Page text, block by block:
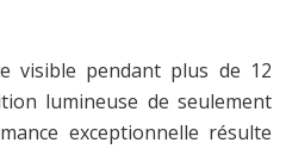
visible pendant plus de 12
lumineuse de seulement
exceptionnelle résulte